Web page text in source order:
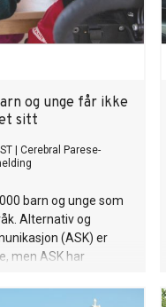
og unge får ikke
sitt
Cerebral Parese-
barn og unge som
Alternativ og
(ASK) er
men ASK har